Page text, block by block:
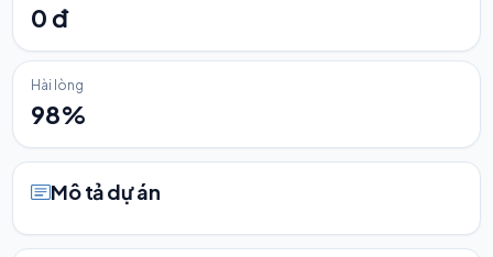
0 đ
Hài lòng
98%
Mô tả dự án